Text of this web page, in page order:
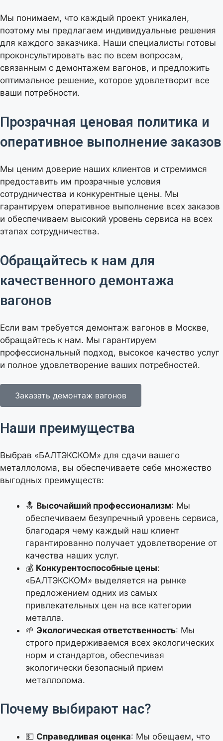
Мы понимаем, что каждый проект уникален,
поэтому мы предлагаем индивидуальные решения
для каждого заказчика. Наши специалисты готовы
проконсультировать вас по всем вопросам,
связанным с демонтажем вагонов, и предложить
оптимальное решение, которое удовлетворит все
ваши потребности.
Прозрачная ценовая политика и
оперативное выполнение заказов
Мы ценим доверие наших клиентов и стремимся
предоставить им прозрачные условия
сотрудничества и конкурентные цены. Мы
гарантируем оперативное выполнение всех заказов
и обеспечиваем высокий уровень сервиса на всех
этапах сотрудничества.
Обращайтесь к нам для
качественного демонтажа
вагонов
Если вам требуется демонтаж вагонов в Москве,
обращайтесь к нам. Мы гарантируем
профессиональный подход, высокое качество услуг
и полное удовлетворение ваших потребностей.
Заказать демонтаж вагонов
Наши преимущества
Выбрав «БАЛТЭКСКОМ» для сдачи вашего
металлолома, вы обеспечиваете себе множество
выгодных преимуществ:
🔝 Высочайший профессионализм: Мы
обеспечиваем безупречный уровень сервиса,
благодаря чему каждый наш клиент
гарантированно получает удовлетворение от
качества наших услуг.
💰 Конкурентоспособные цены:
«БАЛТЭКСКОМ» выделяется на рынке
предложением одних из самых
привлекательных цен на все категории
металла.
🌱 Экологическая ответственность: Мы
строго придерживаемся всех экологических
норм и стандартов, обеспечивая
экологически безопасный прием
металлолома.
Почему выбирают нас?
💵 Справедливая оценка: Мы обещаем, что